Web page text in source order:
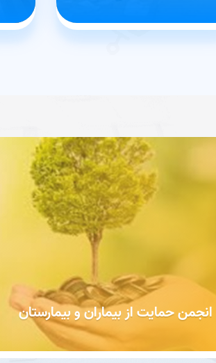
انجمن حمایت از بیماران و بیمارستان